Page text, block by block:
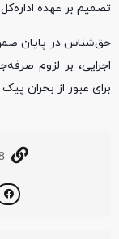
تصمیم بر عهده
حق‌شناس در پایان
اجرایی، بر لزوم
برای عبور از بحران